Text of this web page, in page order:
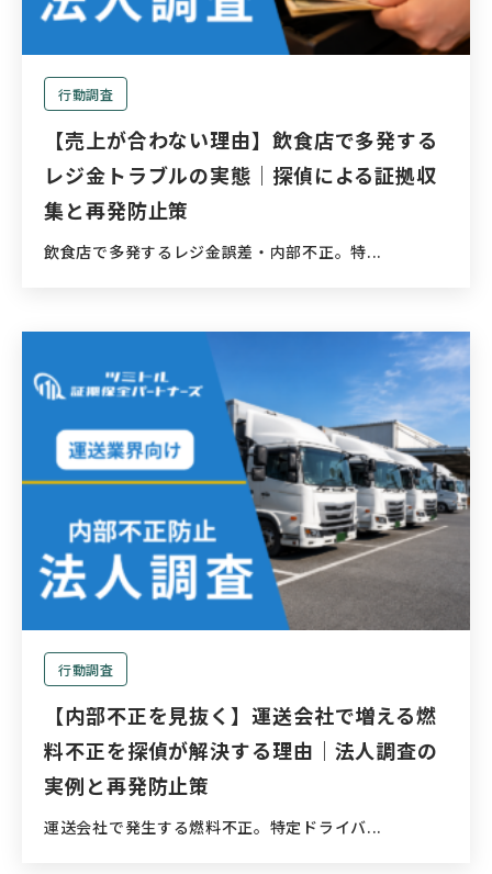
行動調査
【売上が合わない理由】飲食店で多発する
レジ金トラブルの実態｜探偵による証拠収
集と再発防止策
飲食店で多発するレジ金誤差・内部不正。特...
行動調査
【内部不正を見抜く】運送会社で増える燃
料不正を探偵が解決する理由｜法人調査の
実例と再発防止策
運送会社で発生する燃料不正。特定ドライバ...